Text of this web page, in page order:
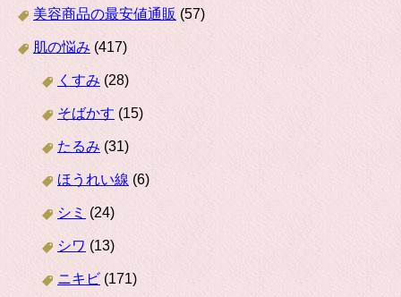
美容商品の最安値通販 (57)
肌の悩み (417)
くすみ (28)
そばかす (15)
たるみ (31)
ほうれい線 (6)
シミ (24)
シワ (13)
ニキビ (171)